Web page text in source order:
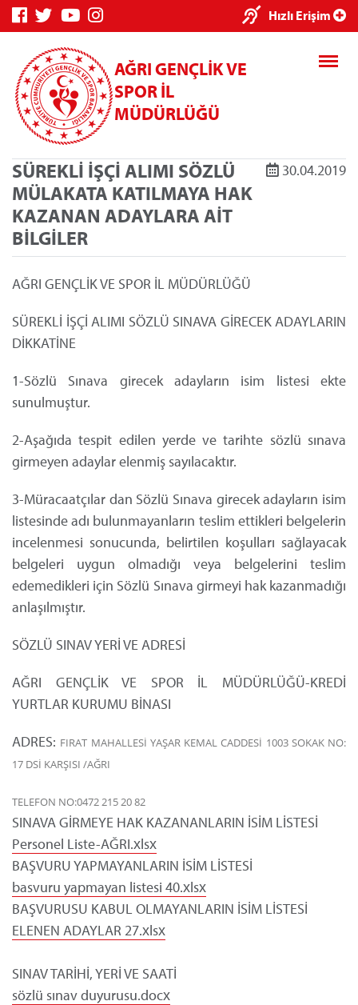
Hızlı Erişim
AĞRI GENÇLİK VE
SPOR İL
MÜDÜRLÜĞÜ
SÜREKLİ İŞÇİ ALIMI SÖZLÜ
MÜLAKATA KATILMAYA HAK
KAZANAN ADAYLARA AİT
BİLGİLER
30.04.2019
AĞRI GENÇLİK VE SPOR İL MÜDÜRLÜĞÜ
SÜREKLİ İŞÇİ ALIMI SÖZLÜ SINAVA GİRECEK ADAYLARIN
DİKKATİNE
1-Sözlü Sınava girecek adayların isim listesi ekte
sunulmuştur.
2-Aşağıda tespit edilen yerde ve tarihte sözlü sınava
girmeyen adaylar elenmiş sayılacaktır.
3-Müracaatçılar dan Sözlü Sınava girecek adayların isim
listesinde adı bulunmayanların teslim ettikleri belgelerin
incelenmesi sonucunda, belirtilen koşulları sağlayacak
belgeleri uygun olmadığı veya belgelerini teslim
edemedikleri için Sözlü Sınava girmeyi hak kazanmadığı
anlaşılmıştır.
SÖZLÜ SINAV YERİ VE ADRESİ
AĞRI GENÇLİK VE SPOR İL MÜDÜRLÜĞÜ-KREDİ
YURTLAR KURUMU BİNASI
ADRES: FIRAT MAHALLESİ YAŞAR KEMAL CADDESİ 1003 SOKAK NO:
17 DSİ KARŞISI /AĞRI
TELEFON NO:0472 215 20 82
SINAVA GİRMEYE HAK KAZANANLARIN İSİM LİSTESİ
Personel Liste-AĞRI.xlsx
BAŞVURU YAPMAYANLARIN İSİM LİSTESİ
basvuru yapmayan listesi 40.xlsx
BAŞVURUSU KABUL OLMAYANLARIN İSİM LİSTESİ
ELENEN ADAYLAR 27.xlsx
SINAV TARİHİ, YERİ VE SAATİ
sözlü sınav duyurusu.docx
×
Genç Bilgi
Sistemi
Spor Bilgi
Sistemi
Kredi/Yurt
Ödeme